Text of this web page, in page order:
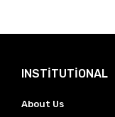
INSTİTUTİONAL
About Us